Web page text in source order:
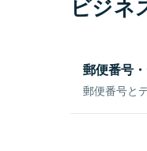
ビジネ
郵便番号
郵便番号と